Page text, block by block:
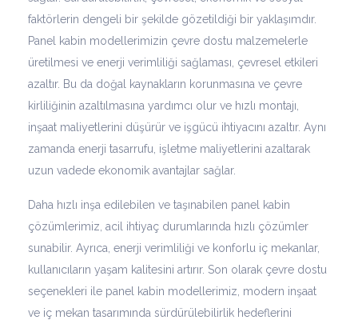
faktörlerin dengeli bir şekilde gözetildiği bir yaklaşımdır.
Panel kabin modellerimizin çevre dostu malzemelerle
üretilmesi ve enerji verimliliği sağlaması, çevresel etkileri
azaltır. Bu da doğal kaynakların korunmasına ve çevre
kirliliğinin azaltılmasına yardımcı olur ve hızlı montajı,
inşaat maliyetlerini düşürür ve işgücü ihtiyacını azaltır. Aynı
zamanda enerji tasarrufu, işletme maliyetlerini azaltarak
uzun vadede ekonomik avantajlar sağlar.
Daha hızlı inşa edilebilen ve taşınabilen panel kabin
çözümlerimiz, acil ihtiyaç durumlarında hızlı çözümler
sunabilir. Ayrıca, enerji verimliliği ve konforlu iç mekanlar,
kullanıcıların yaşam kalitesini artırır. Son olarak çevre dostu
seçenekleri ile panel kabin modellerimiz, modern inşaat
ve iç mekan tasarımında sürdürülebilirlik hedeflerini